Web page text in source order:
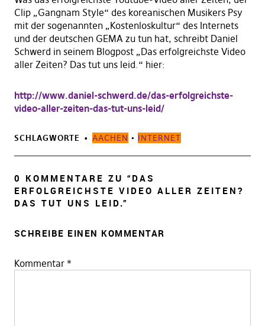
Clip „Gangnam Style“ des koreanischen Musikers Psy
mit der sogenannten „Kostenloskultur“ des Internets
und der deutschen GEMA zu tun hat, schreibt Daniel
Schwerd in seinem Blogpost „Das erfolgreichste Video
aller Zeiten? Das tut uns leid.“ hier:
http://www.daniel-schwerd.de/das-erfolgreichste-
video-aller-zeiten-das-tut-uns-leid/
SCHLAGWORTE AACHEN • INTERNET
0 KOMMENTARE ZU “ DAS
ERFOLGREICHSTE VIDEO ALLER ZEITEN?
DAS TUT UNS LEID.”
SCHREIBE EINEN KOMMENTAR
Kommentar *